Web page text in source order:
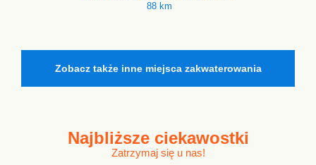
88 km
Zobacz także inne miejsca zakwaterowania
Najbliższe ciekawostki
Zatrzymaj się u nas!